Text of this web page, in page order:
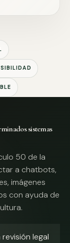
sistemas
50 de la
a chatbots,
imágenes
con ayuda de
legal